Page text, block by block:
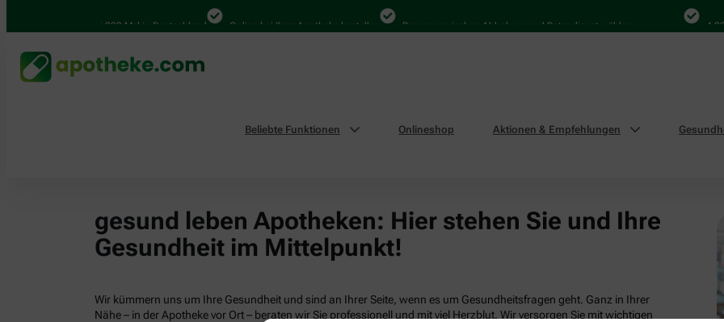
4.000 Mal in Deutschland Online bei Ihrer Apotheke bestellen Bequem zwischen Abholung und Botendienst wählen
Beliebte Funktionen Onlineshop Aktionen & Empfehlungen
gesund leben Apotheken: Hier stehen Sie und Ihre
Gesundheit im Mittelpunkt!
Wir kümmern uns um Ihre Gesundheit und sind an Ihrer Seite, wenn es um Gesundheitsfragen geht. Ganz in Ihrer
Nähe – in der Apotheke vor Ort – beraten wir Sie professionell und mit viel Herzblut. Wir versorgen Sie mit wichtigen